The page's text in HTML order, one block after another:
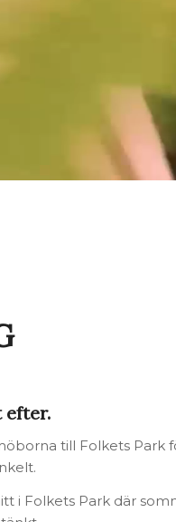
efter.
till Folkets Park
i Folkets Park där